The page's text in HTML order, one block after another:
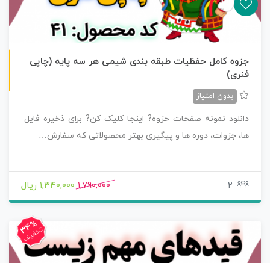
جزوه کامل حفظیات طبقه بندی شیمی هر سه پایه (چاپی
فنری)
بدون امتیاز
دانلود نمونه صفحات حزوه? اینجا کلیک کن? برای ذخیره فایل
ها، جزوات، دوره ها و پیگیری بهتر محصولاتی که سفارش…
2
1,790,000 1,340,000 ریال
34%
تخفیف